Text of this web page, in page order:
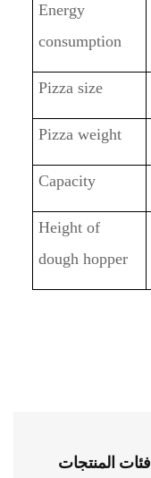
Energy
consumption
Pizza size
Pizza weight
Capacity
Height of
dough hopper
فئات المنتجات